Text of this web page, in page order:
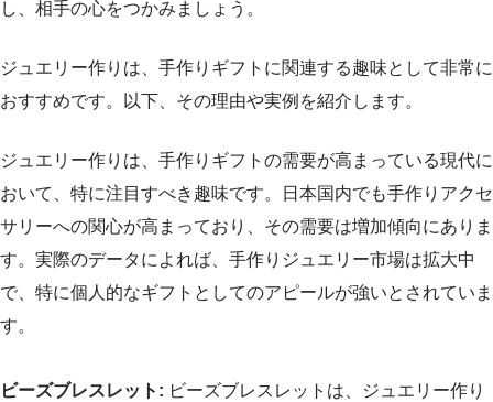
し、相手の心をつかみましょう。
ジュエリー作りは、手作りギフトに関連する趣味として非常に
おすすめです。以下、その理由や実例を紹介します。
ジュエリー作りは、手作りギフトの需要が高まっている現代に
おいて、特に注目すべき趣味です。日本国内でも手作りアクセ
サリーへの関心が高まっており、その需要は増加傾向にありま
す。実際のデータによれば、手作りジュエリー市場は拡大中
で、特に個人的なギフトとしてのアピールが強いとされていま
す。
ビーズブレスレット: ビーズブレスレットは、ジュエリー作り